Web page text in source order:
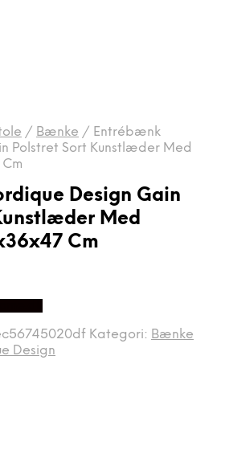
/ Bænke / Entrébænk
Polstret Sort Kunstlæder Med
Design Gain
Med
Cm
Kategori: Bænke
Design